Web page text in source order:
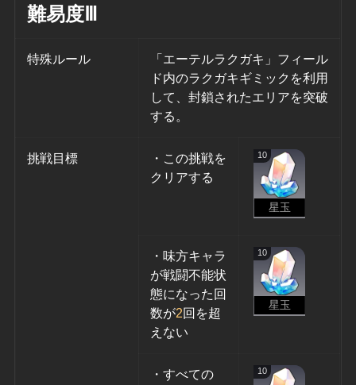
難易度Ⅲ
特殊ルール
「エーテルラクガキ」フィール
ド内のラクガキギミックを利用
して、封鎖されたエリアを突破
する。
挑戦目標
・この挑戦を
クリアする
10
星玉
・味方キャラ
が戦闘不能状
態になった回
数が2回を超
えない
10
星玉
・すべての
10